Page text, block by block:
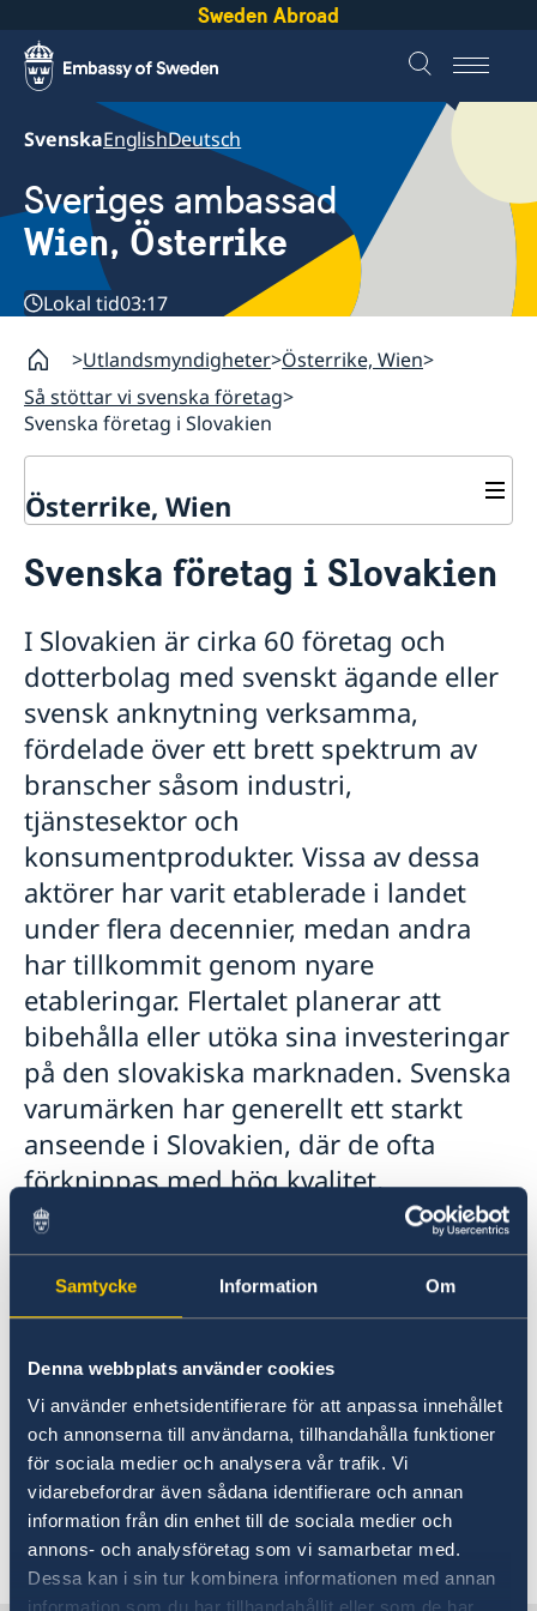
Samtycke Information Om
Denna webbplats använder cookies
Vi använder enhetsidentifierare för att anpassa innehållet
och annonserna till användarna, tillhandahålla funktioner
för sociala medier och analysera vår trafik. Vi
vidarebefordrar även sådana identifierare och annan
information från din enhet till de sociala medier och
annons- och analysföretag som vi samarbetar med.
Dessa kan i sin tur kombinera informationen med annan
Sweden Abroad
SvenskaEnglishDeutsch
Sveriges ambassad
Wien, Österrike
Lokal tid03:17
Utlandsmyndigheter Österrike, Wien
Så stöttar vi svenska företag
Svenska företag i Slovakien
Österrike, Wien
Organisationer med Sverigekoppling i Österrike
Om oss
Information om de svenska konsulerna i
Österrike och Slovakien
Bratislava - Vladimir Kestler
Graz - Gerald Babel-Sutter
Innsbruck - Johannes Marsoner
Klagenfurt - Herta Stockbauer
Linz - Elke Riemenschneider
Salzburg - Martina Schlegel-Lanz
Ambassadbyggnaden "Schwedenhaus"
Lediga tjänster
Praktik på ambassaden
Dataskyddspolicy (GDPR)
Så stöttar vi svenska företag
Vi är en resurs för svenska företag
Team Sweden
Så kan du få stöd
Svenska företag i Österrike
Svenska företag i Slovakien
Anmäl handelshinder
Aktuellt
Nyheter
Boka tid för pass och nationellt ID-kort
Svenska företag i Slovakien
I Slovakien är cirka 60 företag och
dotterbolag med svenskt ägande eller
svensk anknytning verksamma,
fördelade över ett brett spektrum av
branscher såsom industri,
tjänstesektor och
konsumentprodukter. Vissa av dessa
aktörer har varit etablerade i landet
under flera decennier, medan andra
har tillkommit genom nyare
etableringar. Flertalet planerar att
bibehålla eller utöka sina investeringar
på den slovakiska marknaden. Svenska
varumärken har generellt ett starkt
anseende i Slovakien, där de ofta
förknippas med hög kvalitet,
innovation och hållbarhet – något som
ger dem tydliga konkurrensfördelar på
den lokala marknaden.
I ambassadens näringslivsfrämjande arbete
arbetar vi nära andra svenska organisationer,
till exempel den svenska handelskammaren i
Slovakien och Business Swedens kontor i Prag.
Senast uppdaterad 12 dec. 2025, 11.18